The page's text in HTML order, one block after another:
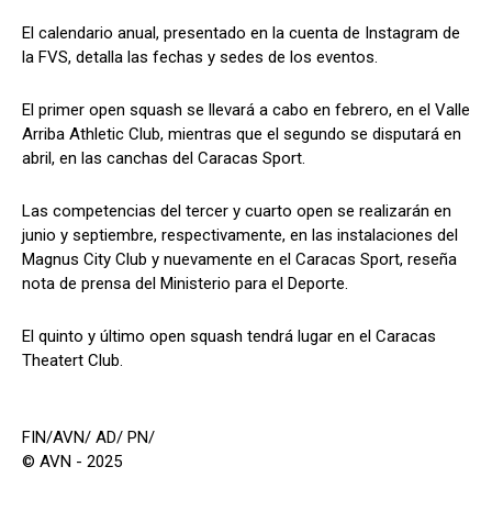
El calendario anual, presentado en la cuenta de Instagram de
la FVS, detalla las fechas y sedes de los eventos.
El primer open squash se llevará a cabo en febrero, en el Valle
Arriba Athletic Club, mientras que el segundo se disputará en
abril, en las canchas del Caracas Sport.
Las competencias del tercer y cuarto open se realizarán en
junio y septiembre, respectivamente, en las instalaciones del
Magnus City Club y nuevamente en el Caracas Sport, reseña
nota de prensa del Ministerio para el Deporte.
El quinto y último open squash tendrá lugar en el Caracas
Theatert Club.
FIN/AVN/ AD/ PN/
© AVN - 2025